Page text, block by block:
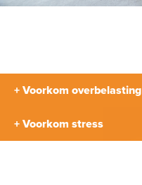
+ Voorkom overbelasting
+ Voorkom stress